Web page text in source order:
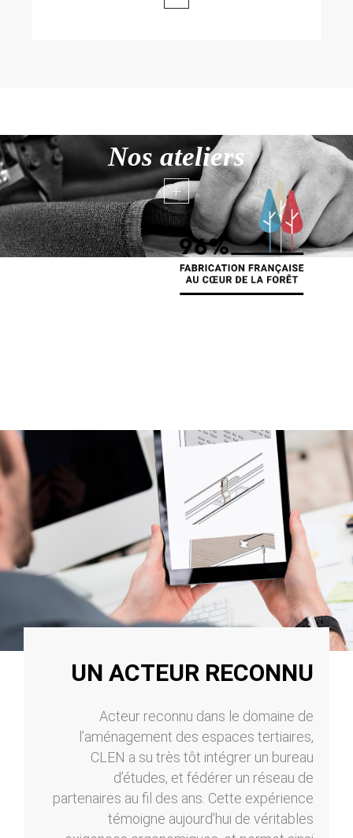
Nos ateliers
+
UN ACTEUR RECONNU
Acteur reconnu dans le domaine de
l’aménagement des espaces tertiaires,
CLEN a su très tôt intégrer un bureau
d’études, et fédérer un réseau de
partenaires au fil des ans. Cette expérience
témoigne aujourd’hui de véritables